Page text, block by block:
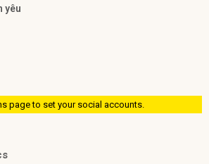
yêu
page to set your social accounts.